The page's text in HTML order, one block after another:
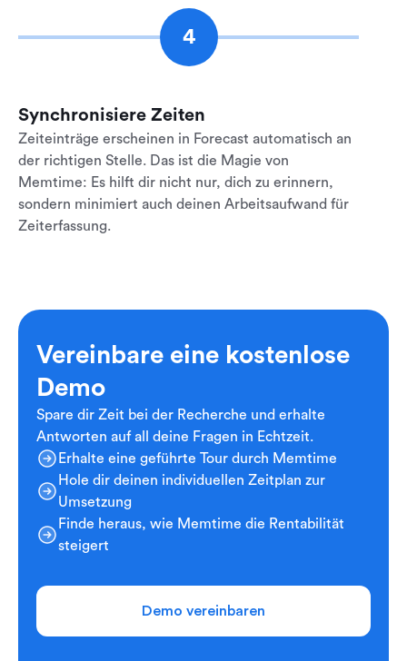
4
Synchronisiere Zeiten
Zeiteinträge erscheinen in Forecast automatisch an
der richtigen Stelle. Das ist die Magie von
Memtime: Es hilft dir nicht nur, dich zu erinnern,
sondern minimiert auch deinen Arbeitsaufwand für
Zeiterfassung.
Vereinbare eine kostenlose
Demo
Spare dir Zeit bei der Recherche und erhalte
Antworten auf all deine Fragen in Echtzeit.
Erhalte eine geführte Tour durch Memtime
Hole dir deinen individuellen Zeitplan zur
Umsetzung
Finde heraus, wie Memtime die Rentabilität
steigert
Demo vereinbaren